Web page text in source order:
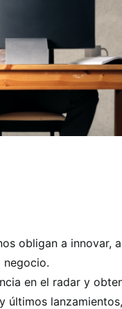
obligan a innovar,
negocio.
en el radar y
últimos